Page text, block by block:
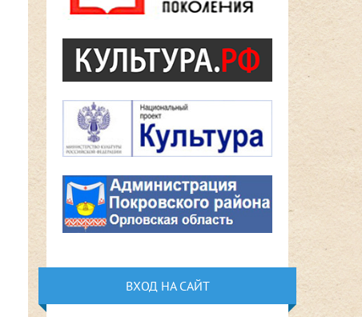
ВХОД НА САЙТ